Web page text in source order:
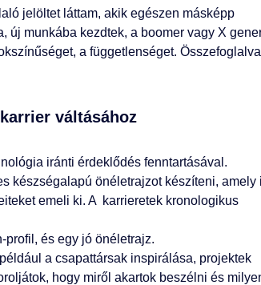
jelöltet láttam, akik egészen másképp
új munkába kezdtek, a boomer vagy X
a függetlenséget.
váltásához
iránti érdeklődés fenntartásával.
készségalapú önéletrajzot készíteni, amely
emeli ki. A karrieretek kronologikus
profil, és egy jó önéletrajz.
a csapattársak inspirálása, projektek
hogy miről akartok beszélni és